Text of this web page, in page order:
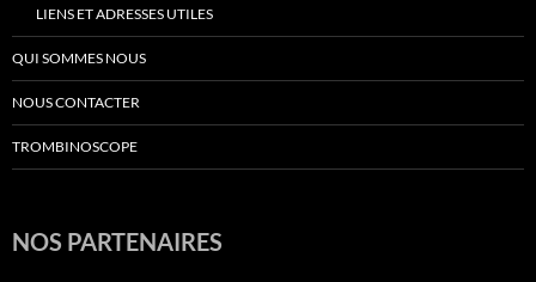
LIENS ET ADRESSES UTILES
QUI SOMMES NOUS
NOUS CONTACTER
TROMBINOSCOPE
NOS PARTENAIRES